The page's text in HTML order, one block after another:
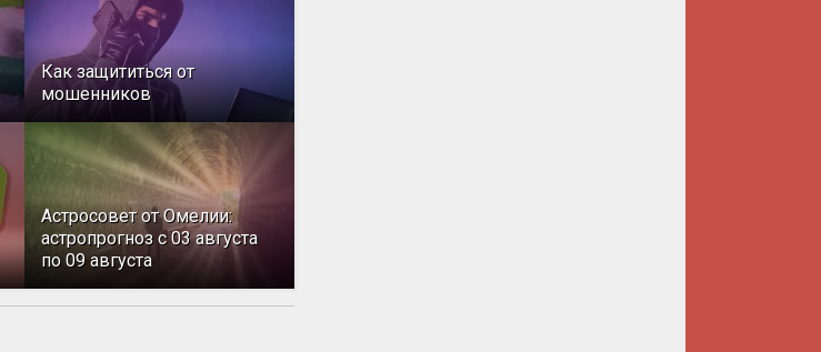
Как защититься от
мошенников
Астросовет от Омелии:
астропрогноз с 03 августа
по 09 августа